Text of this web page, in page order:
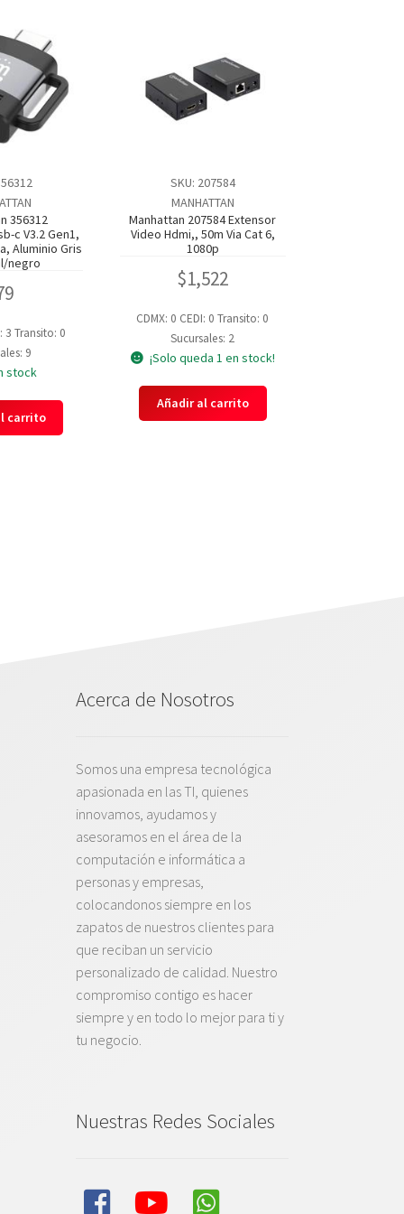
356312
c V3.2 Gen1,
Aluminio Gris
negro
3Transito: 0
9
stock
carrito
SKU: 207584
MANHATTAN
Manhattan 207584 Extensor
Video Hdmi,, 50m Via Cat 6,
1080p
$1,522
CDMX: 0 CEDI: 0Transito: 0
Sucursales: 2
¡Solo queda 1 en stock!
Añadir al carrito
Acerca de Nosotros
Somos una empresa tecnológica
apasionada en las TI, quienes
innovamos, ayudamos y
asesoramos en el área de la
computación e informática a
personas y empresas,
colocandonos siempre en los
zapatos de nuestros clientes para
que reciban un servicio
personalizado de calidad. Nuestro
compromiso contigo es hacer
siempre y en todo lo mejor para ti y
tu negocio.
Nuestras Redes Sociales